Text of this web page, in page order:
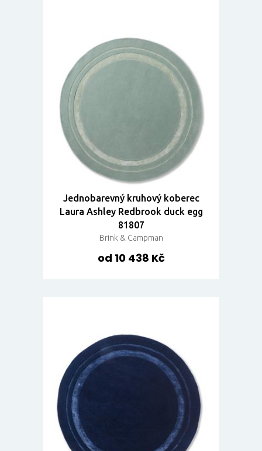
Jednobarevný kruhový koberec
Laura Ashley Redbrook duck egg
81807
Brink & Campman
od 10 438 Kč